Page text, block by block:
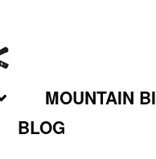
MOUNTAIN
BLOG